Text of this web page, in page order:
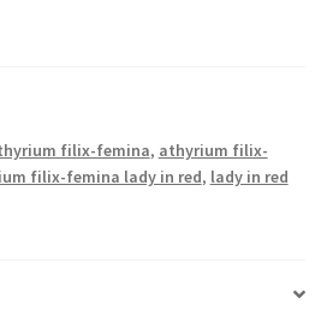
filix-femina, athyrium filix-
filix-femina lady in red, lady in red